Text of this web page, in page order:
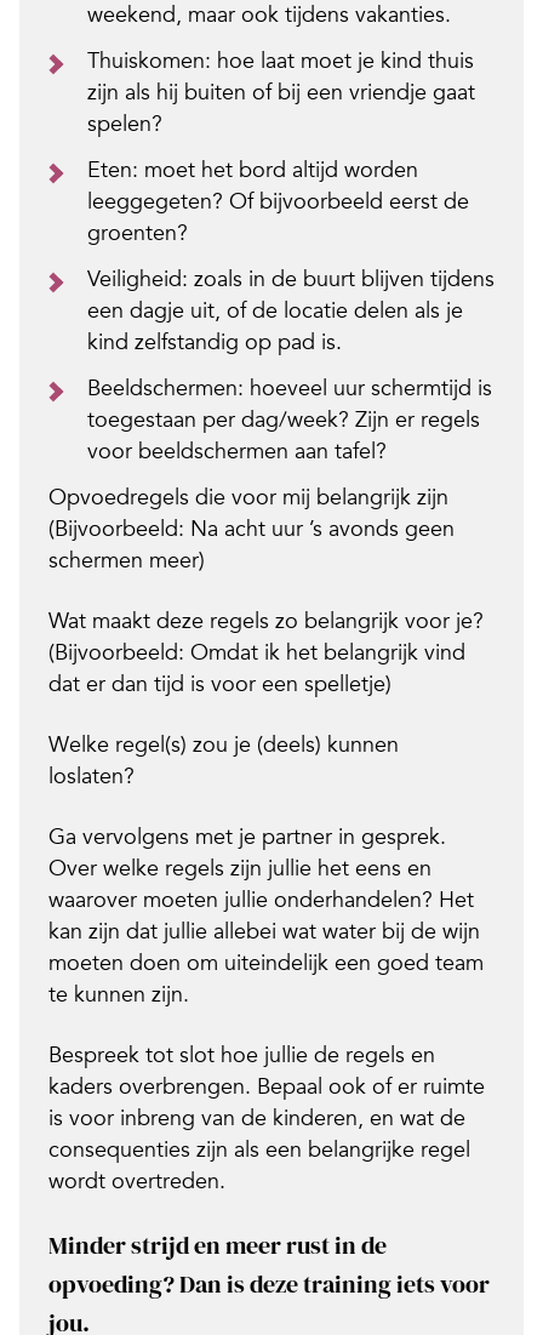
weekend, maar ook tijdens vakanties.
Thuiskomen: hoe laat moet je kind thuis
zijn als hij buiten of bij een vriendje gaat
spelen?
Eten: moet het bord altijd worden
leeggegeten? Of bijvoorbeeld eerst de
groenten?
Veiligheid: zoals in de buurt blijven tijdens
een dagje uit, of de locatie delen als je
kind zelfstandig op pad is.
Beeldschermen: hoeveel uur schermtijd is
toegestaan per dag/week? Zijn er regels
voor beeldschermen aan tafel?
Opvoedregels die voor mij belangrijk zijn
(Bijvoorbeeld: Na acht uur ’s avonds geen
schermen meer)
Wat maakt deze regels zo belangrijk voor je?
(Bijvoorbeeld: Omdat ik het belangrijk vind
dat er dan tijd is voor een spelletje)
Welke regel(s) zou je (deels) kunnen
loslaten?
Ga vervolgens met je partner in gesprek.
Over welke regels zijn jullie het eens en
waarover moeten jullie onderhandelen? Het
kan zijn dat jullie allebei wat water bij de wijn
moeten doen om uiteindelijk een goed team
te kunnen zijn.
Bespreek tot slot hoe jullie de regels en
kaders overbrengen. Bepaal ook of er ruimte
is voor inbreng van de kinderen, en wat de
consequenties zijn als een belangrijke regel
wordt overtreden.
Minder strijd en meer rust in de
opvoeding?Dan isdeze training iets voor
jou.